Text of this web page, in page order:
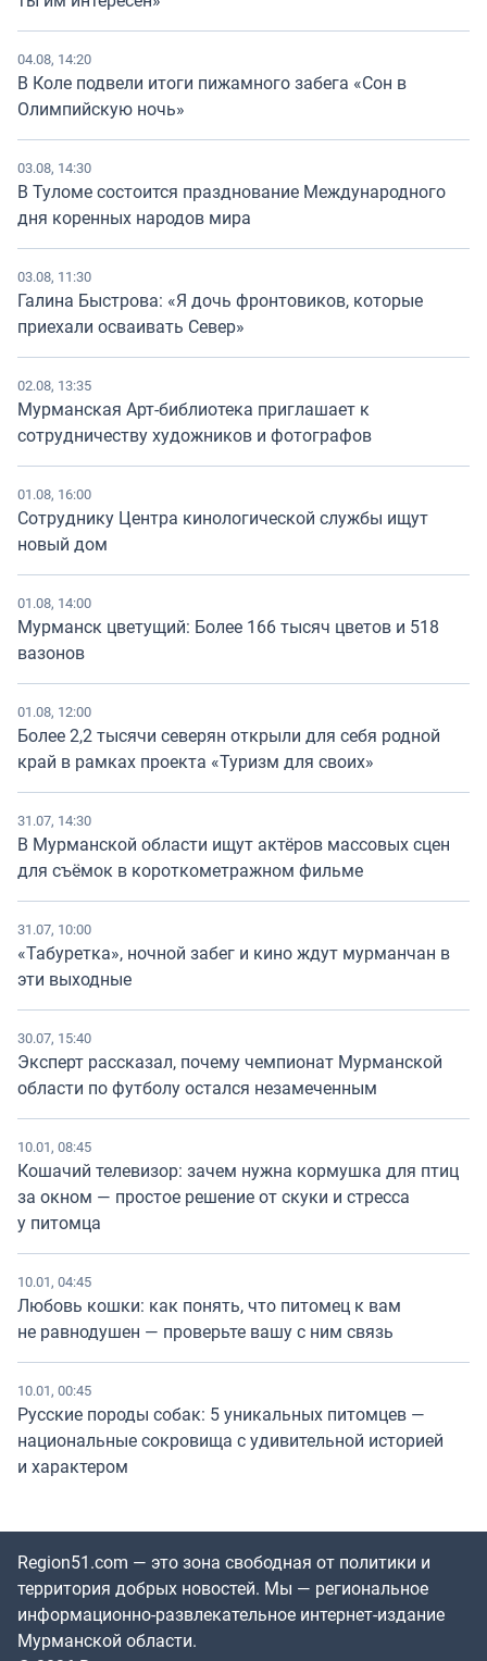
04.08, 14:20
В Коле подвели итоги пижамного забега «Сон в
Олимпийскую ночь»
03.08, 14:30
В Туломе состоится празднование Международного
дня коренных народов мира
03.08, 11:30
Галина Быстрова: «Я дочь фронтовиков, которые
приехали осваивать Север»
02.08, 13:35
Мурманская Арт-библиотека приглашает к
сотрудничеству художников и фотографов
01.08, 16:00
Сотруднику Центра кинологической службы ищут
новый дом
01.08, 14:00
Мурманск цветущий: Более 166 тысяч цветов и 518
вазонов
01.08, 12:00
Более 2,2 тысячи северян открыли для себя родной
край в рамках проекта «Туризм для своих»
31.07, 14:30
В Мурманской области ищут актёров массовых сцен
для съёмок в короткометражном фильме
31.07, 10:00
«Табуретка», ночной забег и кино ждут мурманчан в
эти выходные
30.07, 15:40
Эксперт рассказал, почему чемпионат Мурманской
области по футболу остался незамеченным
10.01, 08:45
Кошачий телевизор: зачем нужна кормушка для птиц
за окном — простое решение от скуки и стресса
у питомца
10.01, 04:45
Любовь кошки: как понять, что питомец к вам
не равнодушен — проверьте вашу с ним связь
10.01, 00:45
Русские породы собак: 5 уникальных питомцев —
национальные сокровища с удивительной историей
и характером
Region51.com — это зона свободная от политики и
территория добрых новостей. Мы — региональное
информационно-развлекательное интернет-издание
Мурманской области.